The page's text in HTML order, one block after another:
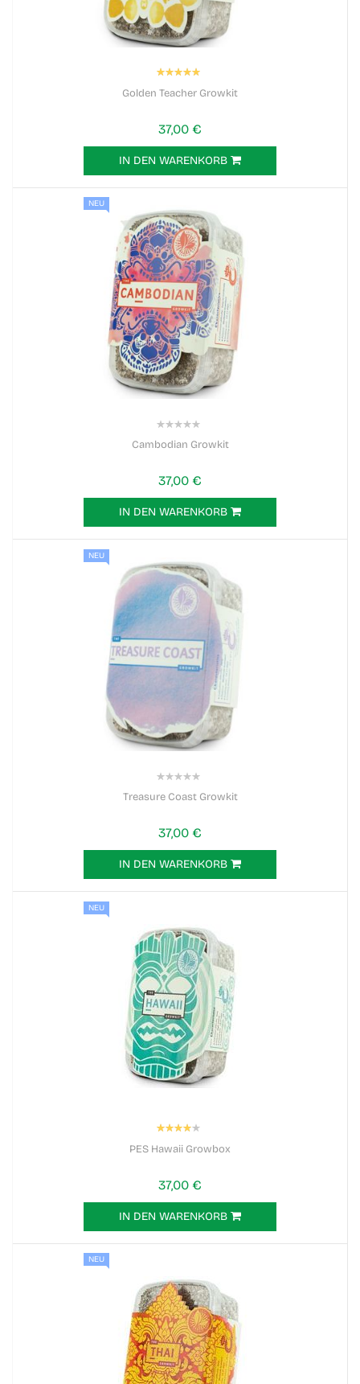
Bewertung:
Golden Teacher Growkit
37,00 €
IN DEN WARENKORB
NEU
Cambodian Growkit
37,00 €
IN DEN WARENKORB
NEU
Treasure Coast Growkit
37,00 €
IN DEN WARENKORB
NEU
Bewertung:
PES Hawaii Growbox
37,00 €
IN DEN WARENKORB
NEU